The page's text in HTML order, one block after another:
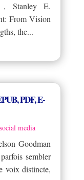
, Stanley E.
From Vision
the...
PDF, E-
social media
Goodman
sembler
voix distincte,